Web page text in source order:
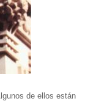
de ellos están